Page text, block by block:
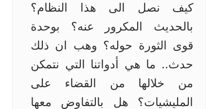
كيف نصل الى هذا النظام؟
بالحديث المكرور عنه؟ بوحدة
قوى الثورة حوله؟ وهب ان ذلك
حدث.. ما هي أدواتنا التي نتمكن
من خلالها من القضاء على
المليشيات؟ هل بالتفاوض معها